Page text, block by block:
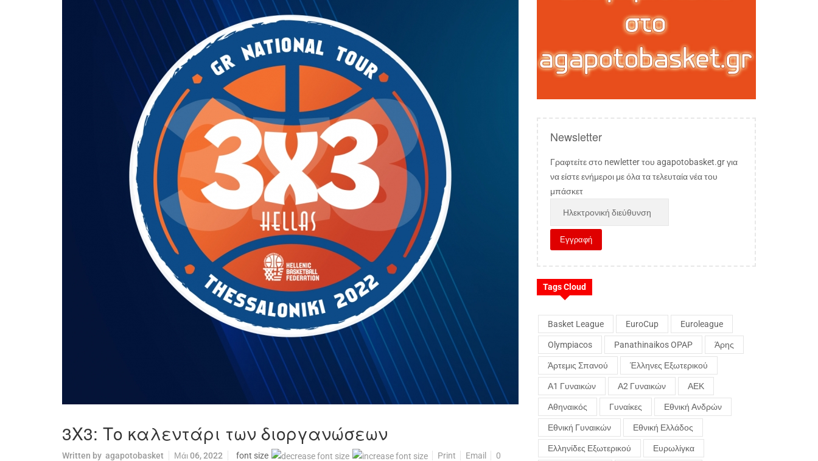
3X3: Το καλεντάρι των διοργανώσεων
Written by agapotobasket Μάι 06, 2022 font size Print Email
0
Newsletter
Γραφτείτε στο newletter του agapotobasket.gr για
να είστε ενήμεροι με όλα τα τελευταία νέα του
μπάσκετ
Tags Cloud
Basket League EuroCup Euroleague
Olympiacos Panathinaikos OPAP Άρης
Άρτεμις Σπανού Έλληνες Εξωτερικού
Α1 Γυναικών Α2 Γυναικών ΑΕΚ
Αθηναικός Γυναίκες Εθνική Ανδρών
Εθνική Γυναικών Εθνική Ελλάδος
Ελληνίδες Εξωτερικού Ευρωλίγκα